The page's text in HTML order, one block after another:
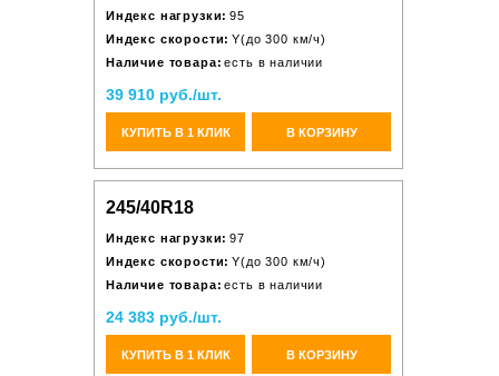
Индекс нагрузки: 95
Индекс скорости: Y(до 300 км/ч)
Наличие товара: есть в наличии
39 910 руб./шт.
КУПИТЬ В 1 КЛИК В КОРЗИНУ
245/40R18
Индекс нагрузки: 97
Индекс скорости: Y(до 300 км/ч)
Наличие товара: есть в наличии
24 383 руб./шт.
КУПИТЬ В 1 КЛИК В КОРЗИНУ